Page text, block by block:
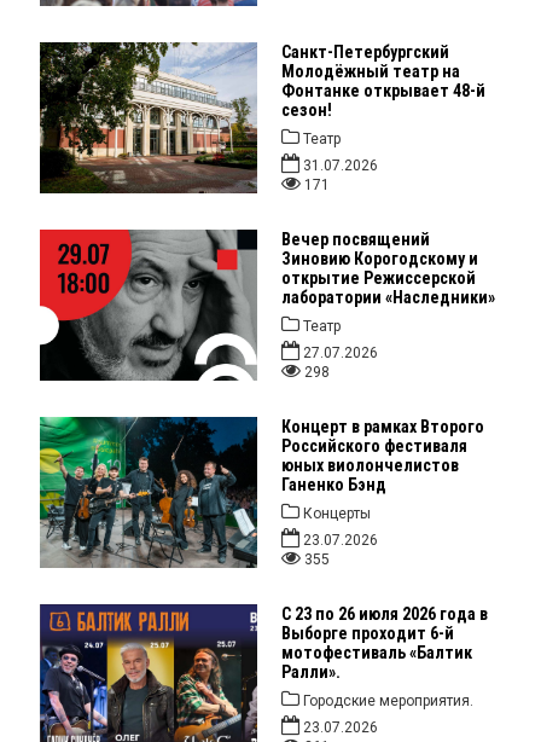
Санкт-Петербургский
Молодёжный театр на
Фонтанке открывает 48-й
сезон!
Театр
31.07.2026
171
Вечер посвящений
Зиновию Корогодскому и
открытие Режиссерской
лаборатории «Наследники»
Театр
27.07.2026
298
Концерт в рамках Второго
Российского фестиваля
юных виолончелистов
Ганенко Бэнд
Концерты
23.07.2026
355
С 23 по 26 июля 2026 года в
Выборге проходит 6-й
мотофестиваль «Балтик
Ралли».
Городские мероприятия.
23.07.2026